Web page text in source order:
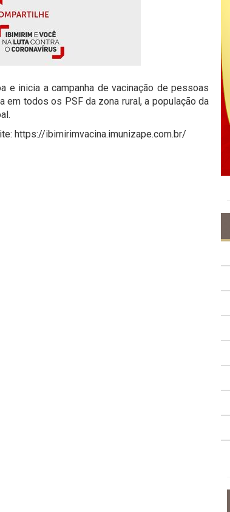
e inicia a campanha de vacinação de pessoas
em todos os PSF da zona rural, a população da
https://ibimirimvacina.imunizape.com.br/